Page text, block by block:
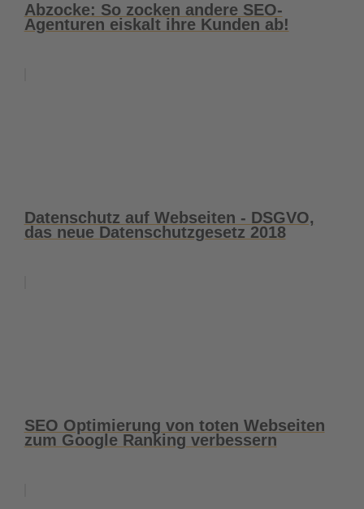
Abzocke: So zocken andere SEO-
Agenturen eiskalt ihre Kunden ab!
Datenschutz auf Webseiten - DSGVO,
das neue Datenschutzgesetz 2018
SEO Optimierung von toten Webseiten
zum Google Ranking verbessern